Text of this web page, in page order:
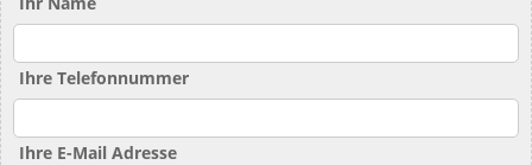
Ihre Telefonnummer
Ihre E-Mail Adresse